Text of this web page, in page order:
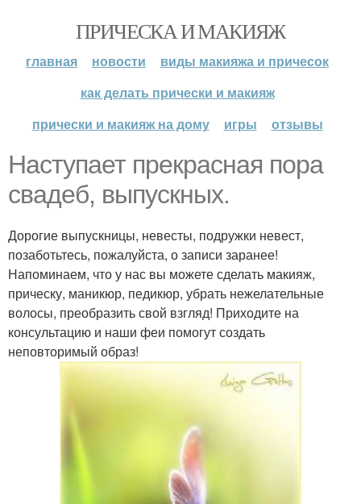
ПРИЧЕСКА И МАКИЯЖ
главная новости
виды макияжа и причесок
как делать прически и макияж
прически и макияж на дому
игры отзывы
Наступает прекрасная пора
свадеб, выпускных.
Дорогие выпускницы, невесты, подружки невест,
позаботьтесь, пожалуйста, о записи заранее!
Напоминаем, что у нас вы можете сделать макияж,
прическу, маникюр, педикюр, убрать нежелательные
волосы, преобразить свой взгляд! Приходите на
консультацию и наши феи помогут создать
неповторимый образ!